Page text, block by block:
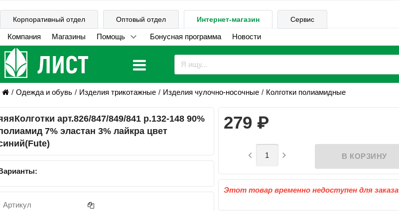
Корпоративный отдел Оптовый отдел Интернет-магазин Сервис
Компания Магазины Помощь Бонусная программа Новости
Одежда и обувь Изделия трикотажные Изделия чулочно-носочные Колготки полиамидные
арт.826/847/849/841 р.132-148 90%
7% эластан 3% лайкра цвет
Артикул
279 ₽
 
Этот товар временно недоступен для заказа